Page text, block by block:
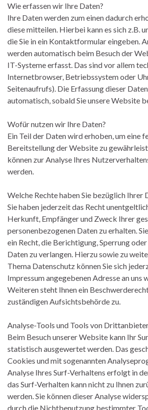
Wie erfassen wir Ihre Daten?
Ihre Daten werden zum einen dadurch
diese mitteilen. Hierbei kann es sich z.B.
die Sie in ein Kontaktformular eingeben.
werden automatisch beim Besuch der
IT-Systeme erfasst. Das sind vor allem
Internetbrowser, Betriebssystem oder
Seitenaufrufs). Die Erfassung dieser
automatisch, sobald Sie unsere Website
Wofür nutzen wir Ihre Daten?
Ein Teil der Daten wird erhoben, um eine
Bereitstellung der Website zu
können zur Analyse Ihres
werden.
Welche Rechte haben Sie bezüglich Ihrer
Sie haben jederzeit das Recht
Herkunft, Empfänger und Zweck Ihrer
personenbezogenen Daten zu erhalten.
ein Recht, die Berichtigung, Sperrung
Daten zu verlangen. Hierzu sowie zu
Thema Datenschutz können Sie sich
Impressum angegebenen Adresse an uns
Weiteren steht Ihnen ein
zuständigen Aufsichtsbehörde zu.
Analyse-Tools und Tools von
Beim Besuch unserer Website kann Ihr
statistisch ausgewertet werden. Das
Cookies und mit sogenannten
Analyse Ihres Surf-Verhaltens erfolgt in
das Surf-Verhalten kann nicht zu Ihnen
werden. Sie können dieser Analyse
durch die Nichtbenutzung bestimmter